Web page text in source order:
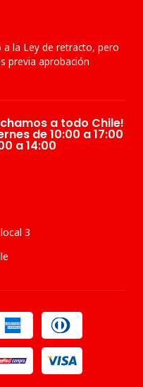
la Ley de retracto, pero
previa aprobación
a todo Chile!
de 10:00 a 17:00
a 14:00
3